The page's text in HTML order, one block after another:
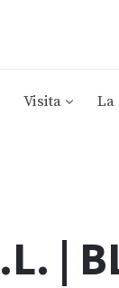
Visita La
|